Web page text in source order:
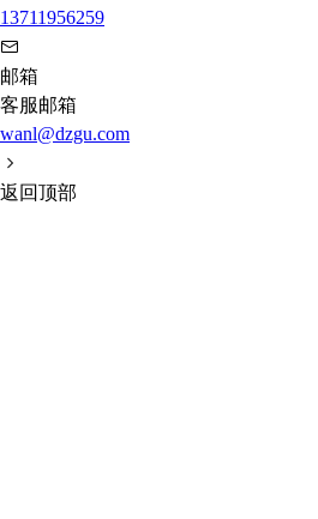
13711956259
邮箱
客服邮箱
wanl@dzgu.com
返回顶部